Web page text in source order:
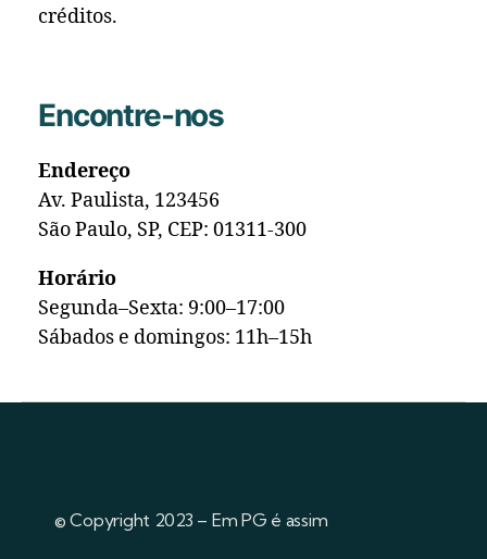
créditos.
Encontre-nos
Endereço
Av. Paulista, 123456
São Paulo, SP, CEP: 01311-300
Horário
Segunda–Sexta: 9:00–17:00
Sábados e domingos: 11h–15h
© Copyright 2023 – Em PG é assim